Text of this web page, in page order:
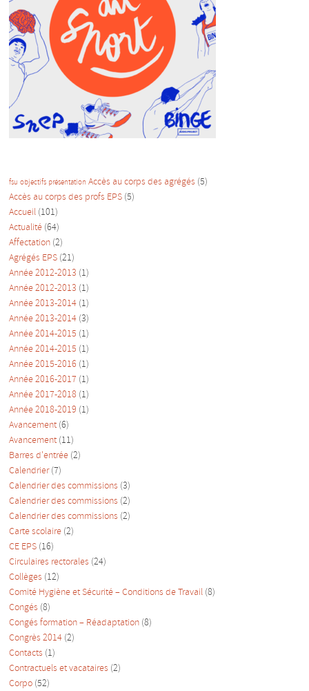
fsu objectifs présentation Accès au corps des agrégés (5)
Accès au corps des profs EPS (5)
Accueil (101)
Actualité (64)
Affectation (2)
Agrégés EPS (21)
Année 2012-2013 (1)
Année 2012-2013 (1)
Année 2013-2014 (1)
Année 2013-2014 (3)
Année 2014-2015 (1)
Année 2014-2015 (1)
Année 2015-2016 (1)
Année 2016-2017 (1)
Année 2017-2018 (1)
Année 2018-2019 (1)
Avancement (6)
Avancement (11)
Barres d'entrée (2)
Calendrier(7)
Calendrier des commissions (3)
Calendrier des commissions (2)
Calendrier des commissions (2)
Carte scolaire (2)
CE EPS (16)
Circulaires rectorales (24)
Collèges (12)
Comité Hygiène et Sécurité – Conditions de Travail (8)
Congés (8)
Congés formation – Réadaptation (8)
Congrès 2014 (2)
Contacts (1)
Contractuels et vacataires (2)
Corpo (52)